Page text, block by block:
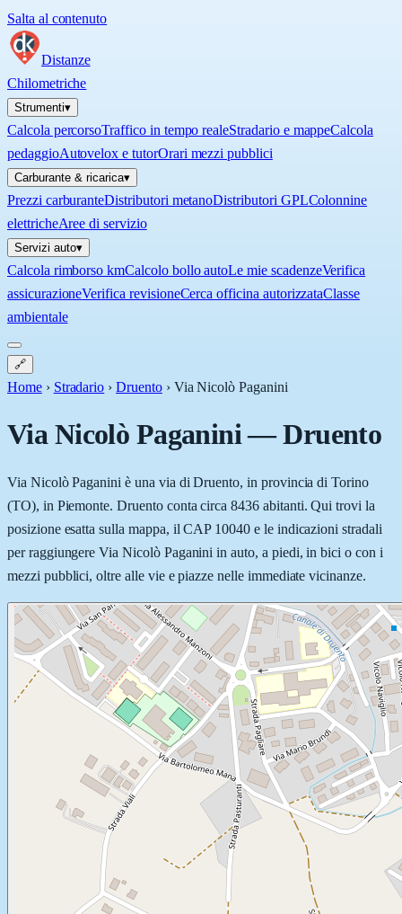
Salta al contenuto
Distanze
Chilometriche
Strumenti▾
Calcola percorsoTraffico in tempo realeStradario e mappeCalcola
pedaggioAutovelox e tutorOrari mezzi pubblici
Carburante & ricarica▾
Prezzi carburanteDistributori metanoDistributori GPLColonnine
elettricheAree di servizio
Servizi auto▾
Calcola rimborso kmCalcolo bollo autoLe mie scadenzeVerifica
assicurazioneVerifica revisioneCerca officina autorizzataClasse
ambientale
🔗
Home › Stradario › Druento › Via Nicolò Paganini
Via Nicolò Paganini—Druento
Via Nicolò Paganini è una via di Druento, in provincia di Torino
(TO), in Piemonte. Druento conta circa 8436 abitanti. Qui trovi la
posizione esatta sulla mappa, il CAP 10040 e le indicazioni stradali
per raggiungere Via Nicolò Paganini in auto, a piedi, in bici o con i
mezzi pubblici, oltre alle vie e piazze nelle immediate vicinanze.